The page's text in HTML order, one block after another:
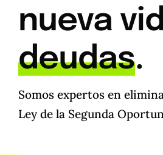
nueva
deudas.
Somos expertos en
Ley de la Segunda